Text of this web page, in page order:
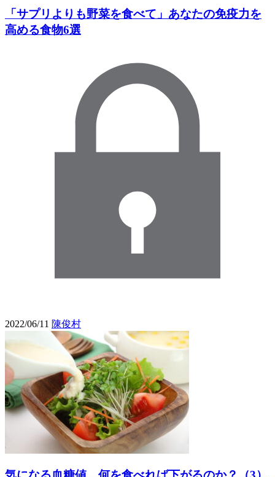
「サプリよりも野菜を食べて」あなたの免疫力を
高める食物6選
2022/06/11 陳俊村